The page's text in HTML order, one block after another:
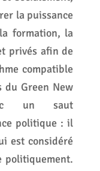
la puissance
formation, la
privés afin de
compatible
du Green New
un saut
politique : il
est considéré
politiquement.